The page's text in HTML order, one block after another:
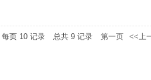
每页 10 记录 总共 9 记录 第一页 <<上